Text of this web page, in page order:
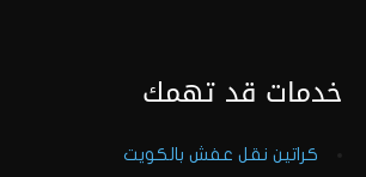
خدمات قد تهمك
كراتين نقل عفش بالكويت